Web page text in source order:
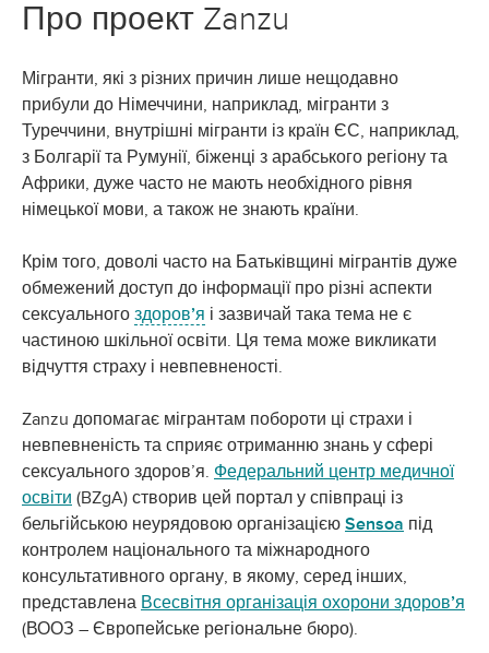
Про проект Zanzu
Мігранти, які з різних причин лише нещодавно
прибули до Німеччини, наприклад, мігранти з
Туреччини, внутрішні мігранти із країн ЄС, наприклад,
з Болгарії та Румунії, біженці з арабського регіону та
Африки, дуже часто не мають необхідного рівня
німецької мови, а також не знають країни.
Крім того, доволі часто на Батьківщині мігрантів дуже
обмежений доступ до інформації про різні аспекти
сексуального здоров’я і зазвичай така тема не є
частиною шкільної освіти. Ця тема може викликати
відчуття страху і невпевненості.
Zanzu допомагає мігрантам побороти ці страхи і
невпевненість та сприяє отриманню знань у сфері
сексуального здоров’я. Федеральний центр медичної
освіти (BZgA) створив цей портал у співпраці із
бельгійською неурядовою організацією Sensoa під
контролем національного та міжнародного
консультативного органу, в якому, серед інших,
представлена Всесвітня організація охорони здоров’я
(ВООЗ – Європейське регіональне бюро).